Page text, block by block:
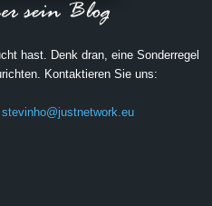
hast. Denk dran, eine Sonderregel
Kontaktieren Sie uns:
stevinho@justnetwork.eu